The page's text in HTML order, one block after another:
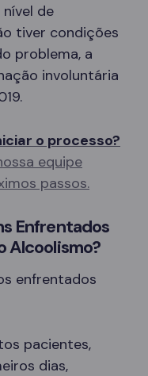
de
tiver condições
problema, a
involuntária
o processo?
equipe
passos.
Enfrentados
Alcoolismo?
enfrentados
pacientes,
dias,